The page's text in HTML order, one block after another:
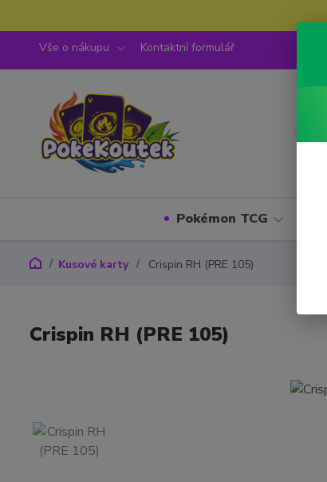
Vše o nákupu Kontaktní formulář
Pokémon TCG
Kusové karty Crispin RH (PRE 105)
Crispin RH (PRE 105)